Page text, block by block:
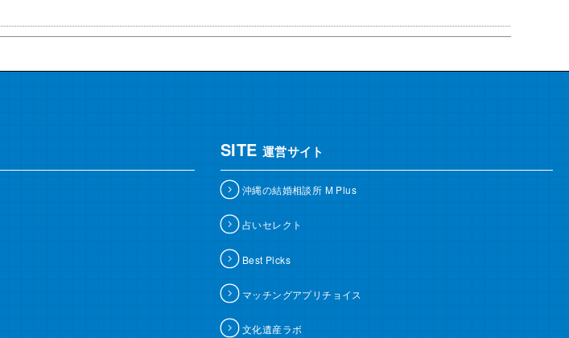
SITE 運営サイト
沖縄の結婚相談所 M Plus
占いセレクト
Best Picks
マッチングアプリチョイス
文化遺産ラボ